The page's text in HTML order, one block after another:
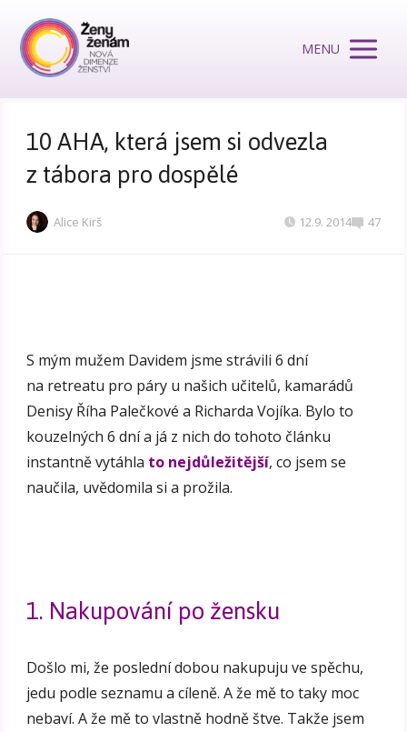
MENU
10 AHA, která jsem si odvezla
z tábora pro dospělé
Alice Kirš 12.9. 2014 47
S mým mužem Davidem jsme strávili 6 dní
na retreatu pro páry u našich učitelů, kamarádů
Denisy Říha Palečkové a Richarda Vojíka. Bylo to
kouzelných 6 dní a já z nich do tohoto článku
instantně vytáhla to nejdůležitější, co jsem se
naučila, uvědomila si a prožila.
1. Nakupování po žensku
Došlo mi, že poslední dobou nakupuju ve spěchu,
jedu podle seznamu a cíleně. A že mě to taky moc
nebaví. A že mě to vlastně hodně štve. Takže jsem